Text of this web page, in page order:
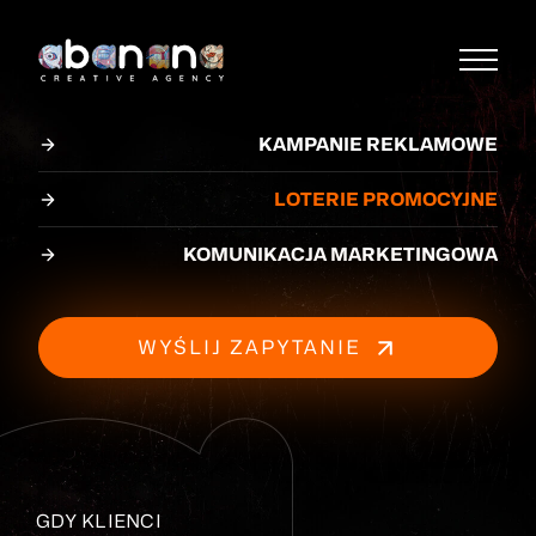
KAMPANIE REKLAMOWE
LOTERIE PROMOCYJNE
KOMUNIKACJA MARKETINGOWA
WYŚLIJ ZAPYTANIE
KIEDY POTRZEBUJESZ SZYBKO ZWIĘKSZYĆ
GDY KONKURENCJA
ZAGARNIA
WIĘCEJ
RYNKU
GDY KLIENCI
SĄ
MNIEJ
LOJALNI